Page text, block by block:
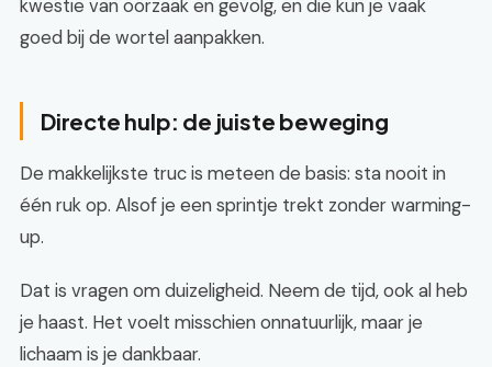
kwestie van oorzaak en gevolg, en die kun je vaak
goed bij de wortel aanpakken.
Directe hulp: de juiste beweging
De makkelijkste truc is meteen de basis: sta nooit in
één ruk op. Alsof je een sprintje trekt zonder warming-
up.
Dat is vragen om duizeligheid. Neem de tijd, ook al heb
je haast. Het voelt misschien onnatuurlijk, maar je
lichaam is je dankbaar.